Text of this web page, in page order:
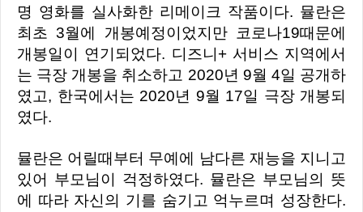
명 영화를 실사화한 리메이크 작품이다. 뮬란은
최초 3월에 개봉예정이었지만 코로나19때문에
개봉일이 연기되었다. 디즈니+ 서비스 지역에서
는 극장 개봉을 취소하고 2020년 9월 4일 공개하
였고, 한국에서는 2020년 9월 17일 극장 개봉되
였다.
뮬란은 어릴때부터 무예에 남다른 재능을 지니고
있어 부모님이 걱정하였다. 뮬란은 부모님의 뜻
에 따라 자신의 기를 숨기고 억누르며 성장한다.